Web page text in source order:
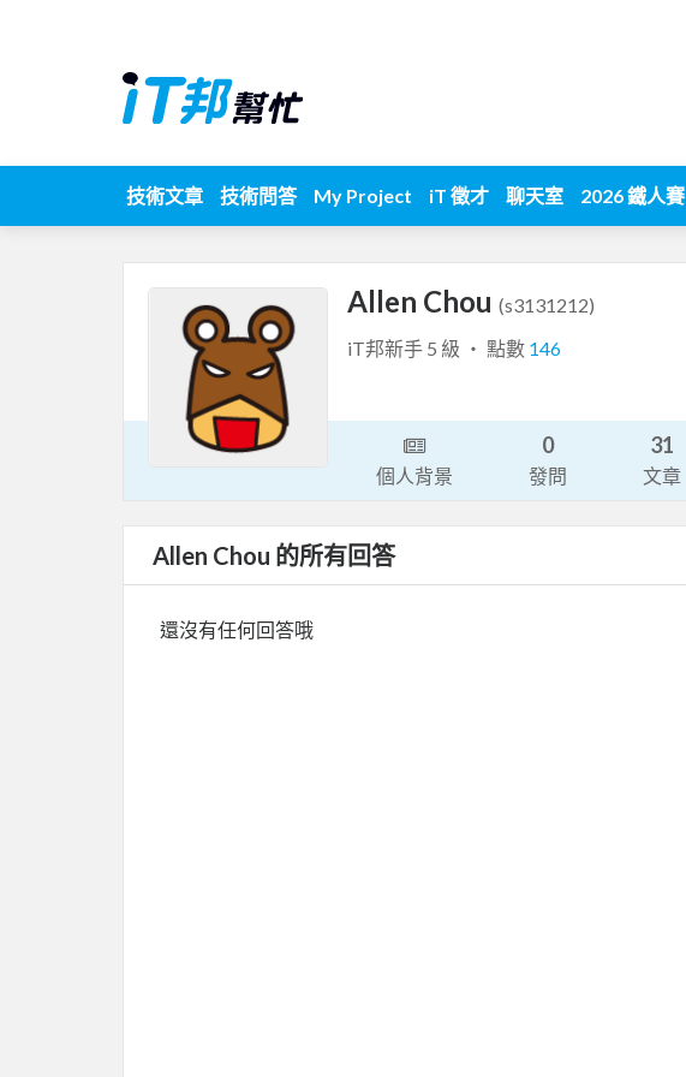
技術文章 技術問答 My Project iT 徵才 聊天室 2026 鐵人賽
Allen Chou (s3131212)
iT邦新手 5 級 ‧ 點數 146
個人背景
0
發問
31
文章
Allen Chou 的所有回答
還沒有任何回答哦